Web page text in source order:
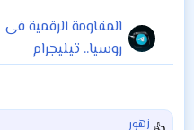
المقاومة الرقمية فى
روسيا.. تيليجرام
وقيود الـVPN بين
زهور